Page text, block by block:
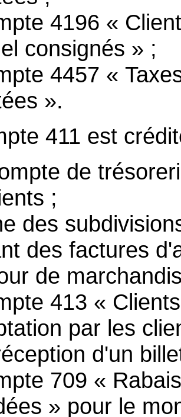
4196 «
consignés » ;
4457 «
».
411 est
de
;
des
des factures
de
413 «
par les
d'un
709 «
» pour le